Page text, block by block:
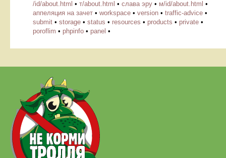
/id/about.html • т/about.html • слава эру • м/id/about.html •
аппеляция на зачет • workspace • version • traffic-advice •
submit • storage • status • resources • products • private •
poroflim • phpinfo • panel •